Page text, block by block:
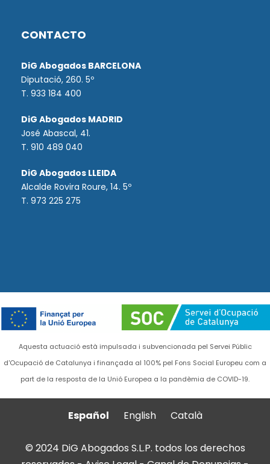
CONTACTO
DiG Abogados BARCELONA
Diputació, 260. 5º
T. 933 184 400
DiG Abogados MADRID
José Abascal, 41.
T. 910 489 040
DiG Abogados LLEIDA
Alcalde Rovira Roure, 14. 5º
T. 973 225 275
Aquesta actuació està impulsada i subvencionada pel Servei Públic
d'Ocupació de Catalunya i finançada al 100% pel Fons Social Europeu com a
part de la resposta de la Unió Europea a la pandèmia de COVID-19.
Español English Català
© 2024 DiG Abogados S.L.P. todos los derechos